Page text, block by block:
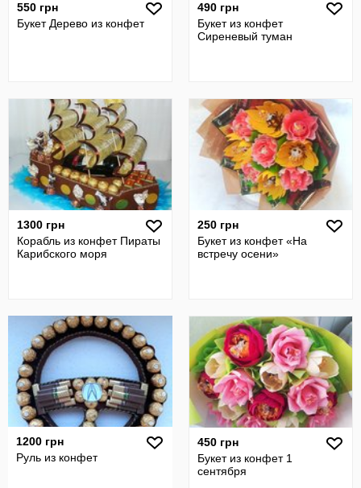
550 грн
Букет Дерево из конфет
490 грн
Букет из конфет
Сиреневый туман
1300 грн
Корабль из конфет Пираты
Карибского моря
250 грн
Букет из конфет «На
встречу осени»
1200 грн
Руль из конфет
450 грн
Букет из конфет 1
сентября